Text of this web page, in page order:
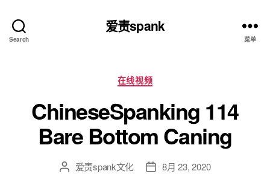
Search
爱责spank
菜单
分
类
在线视频
ChineseSpanking 114
Bare Bottom Caning
文 爱责spank文化
发 8月 23, 2020